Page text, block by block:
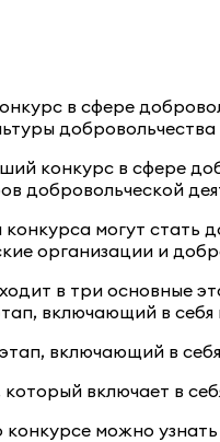
в сфере
конкурс в сфере
добровольческой
могут стать
организации и
в три основные
включающий в
включающий в
который включает в
можно